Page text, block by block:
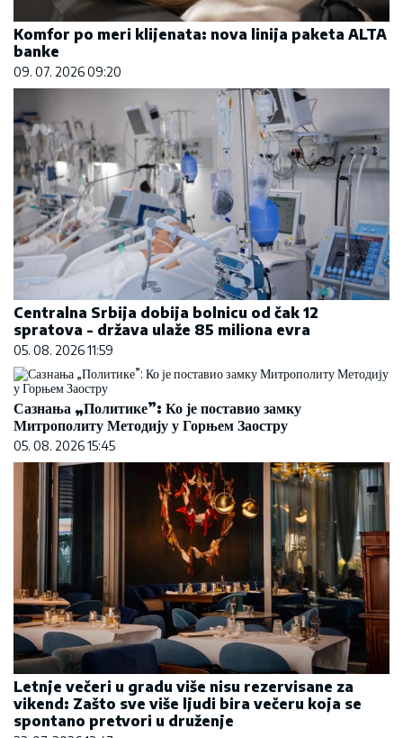
Komfor po meri klijenata: nova linija paketa ALTA
banke
09. 07. 2026 09:20
Centralna Srbija dobija bolnicu od čak 12
spratova - država ulaže 85 miliona evra
05. 08. 2026 11:59
Сазнања „Политике”: Ко је поставио замку
Митрополиту Методију у Горњем Заостру
05. 08. 2026 15:45
Letnje večeri u gradu više nisu rezervisane za
vikend: Zašto sve više ljudi bira večeru koja se
spontano pretvori u druženje